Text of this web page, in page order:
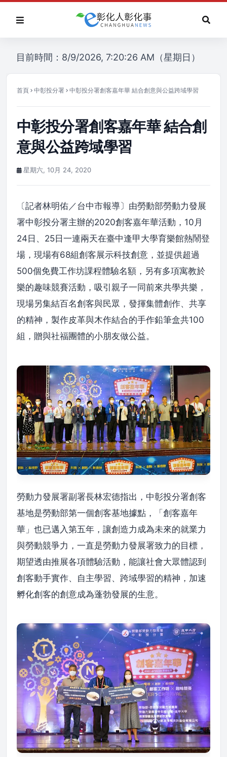
目前時間：8/9/2026, 7:20:26 AM（星期日）
首頁 中彰投分署 中彰投分署創客嘉年華 結合創意與公益跨域學習
中彰投分署創客嘉年華 結合創
意與公益跨域學習
星期六, 10月 24, 2020
〔記者林明佑／台中市報導〕由勞動部勞動力發展
署中彰投分署主辦的2020創客嘉年華活動，10月
24日、25日一連兩天在臺中逢甲大學育樂館熱鬧登
場，現場有68組創客展示科技創意，並提供超過
500個免費工作坊課程體驗名額，另有多項寓教於
樂的趣味競賽活動，吸引親子一同前來共學共樂，
現場另集結百名創客與民眾，發揮集體創作、共享
的精神，製作皮革與木作結合的手作鉛筆盒共100
組，贈與社福團體的小朋友做公益。
勞動力發展署副署長林宏德指出，中彰投分署創客
基地是勞動部第一個創客基地據點，「創客嘉年
華」也已邁入第五年，讓創造力成為未來的就業力
與勞動競爭力，一直是勞動力發展署致力的目標，
期望透由推展各項體驗活動，能讓社會大眾體認到
創客動手實作、自主學習、跨域學習的精神，加速
孵化創客的創意成為蓬勃發展的生意。